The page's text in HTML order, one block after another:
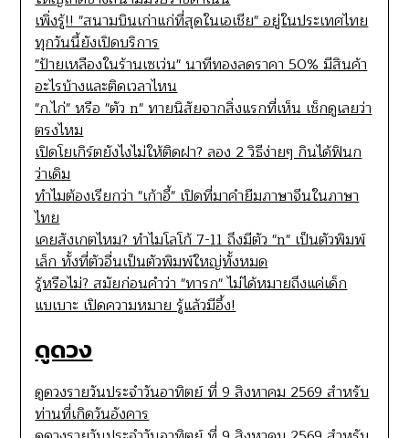
เพิ่งรู้!! "สนามบินเก่าแก่ที่สุดในเอเชีย" อยู่ในประเทศไทย
ทุกวันนี้ยังเปิดบริการ
"ป้ายเหลืองในร้านเซเว่น" นาทีทองลดราคา 50% มีสินค้า
อะไรบ้างและติดเวลาไหน
"ก.ไก่" หรือ "ตัว n" ทายนิสัยจากสิ่งแรกที่เห็น เช็กดูเลยว่า
ตรงไหม
เปิดโยเกิร์ตยังไงไม่ให้ติดฝา? ลอง 2 วิธีง่ายๆ กินได้ฟินก
ว่าเดิม
ทำไมต้องเรียกว่า "เก้าอี้" เปิดที่มาคำยืมภาษาจีนในภาษา
ไทย
เคยสังเกตไหม? ทำไมโลโก้ 7-11 ถึงมีตัว "n" เป็นตัวพิมพ์
เล็ก ทั้งที่ตัวอื่นเป็นตัวพิมพ์ใหญ่ทั้งหมด
รู้หรือไม่? สมัยก่อนคำว่า "ทารก" ไม่ได้หมายถึงแค่เด็ก
แบเบาะ เปิดความหมาย รู้แล้วมีอึ้ง!
ดูดวง
ดูดวงรายวันประจำวันอาทิตย์ ที่ 9 สิงหาคม 2569 สำหรับ
ท่านที่เกิดวันอังคาร